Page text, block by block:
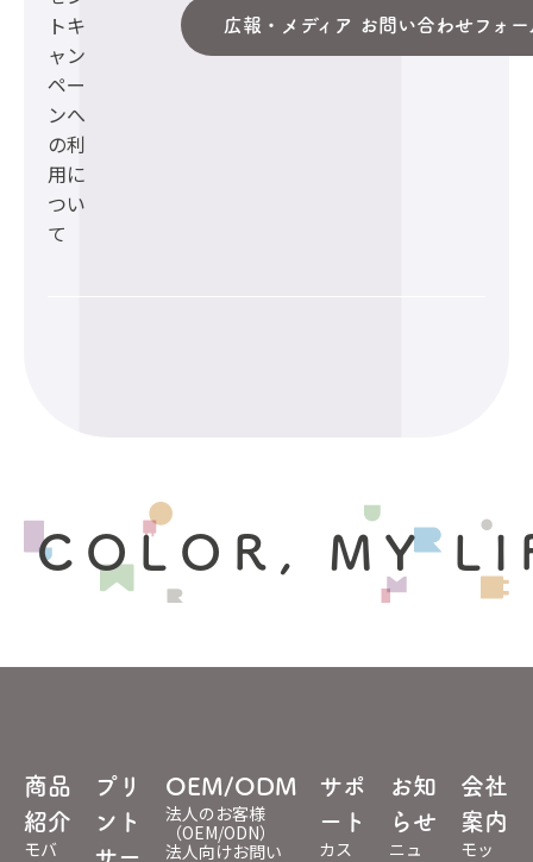
トキ
ャン
ペー
ンへ
の利
用に
つい
て
広報・メディア お問い合わせフォー
COLOR, MY
商品
紹介
モバ
プリ
ント
サー
OEM/ODM
法人のお客様
（OEM/ODN）
法人向けお問い
サポ
ート
カス
お知
らせ
ニュ
会社
案内
モッ